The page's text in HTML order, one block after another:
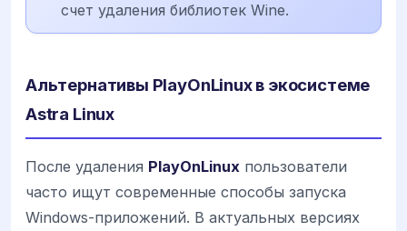
счет удаления библиотек Wine.
Альтернативы PlayOnLinux в экосистеме
Astra Linux
После удаления PlayOnLinux пользователи
часто ищут современные способы запуска
Windows-приложений. В актуальных версиях